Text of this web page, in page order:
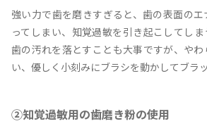
強い力で歯を磨きすぎると、歯の表面の
ってしまい、知覚過敏を引き起こしてしま
歯の汚れを落とすことも大事ですが、や
い、優しく小刻みにブラシを動かしてブラ
②知覚過敏用の歯磨き粉の使用